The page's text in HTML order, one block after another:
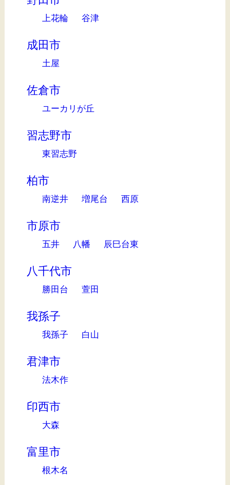
上花輪 谷津
成田市
土屋
佐倉市
ユーカリが丘
習志野市
東習志野
柏市
南逆井 増尾台 西原
市原市
五井 八幡 辰巳台東
八千代市
勝田台 萱田
我孫子
我孫子 白山
君津市
法木作
印西市
大森
富里市
根木名